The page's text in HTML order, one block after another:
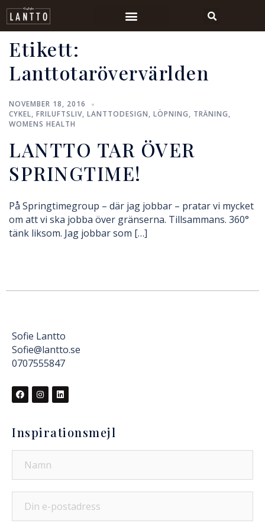
Etikett:
Lanttotarövervärlden
NOVEMBER 18, 2016
CYKEL, FRILUFTSLIV, LANTTODESIGN, LÖPNING, TRÄNING,
WOMENS HEALTH
LANTTO TAR ÖVER
SPRINGTIME!
På Springtimegroup – där jag jobbar – pratar vi mycket
om att vi ska jobba över gränserna. Tillsammans. 360°
tänk liksom. Jag jobbar som […]
Sofie Lantto
Sofie@lantto.se
0707555847
Inspirationsmejl